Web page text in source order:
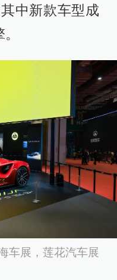
中新款车型成
车展，莲花汽车展